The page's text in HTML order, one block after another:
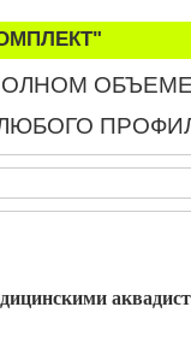
ОБЪЕМЕ